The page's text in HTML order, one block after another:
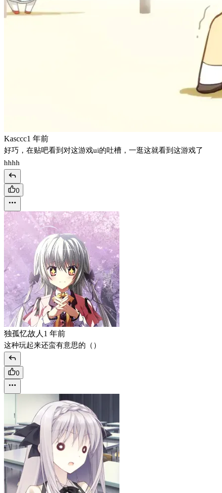
Kasccc1 年前
好巧，在贴吧看到对这游戏ui的吐槽，一逛这就看到这游戏了
hhhh
0
独孤忆故人 1 年前
这种玩起来还蛮有意思的（）
0